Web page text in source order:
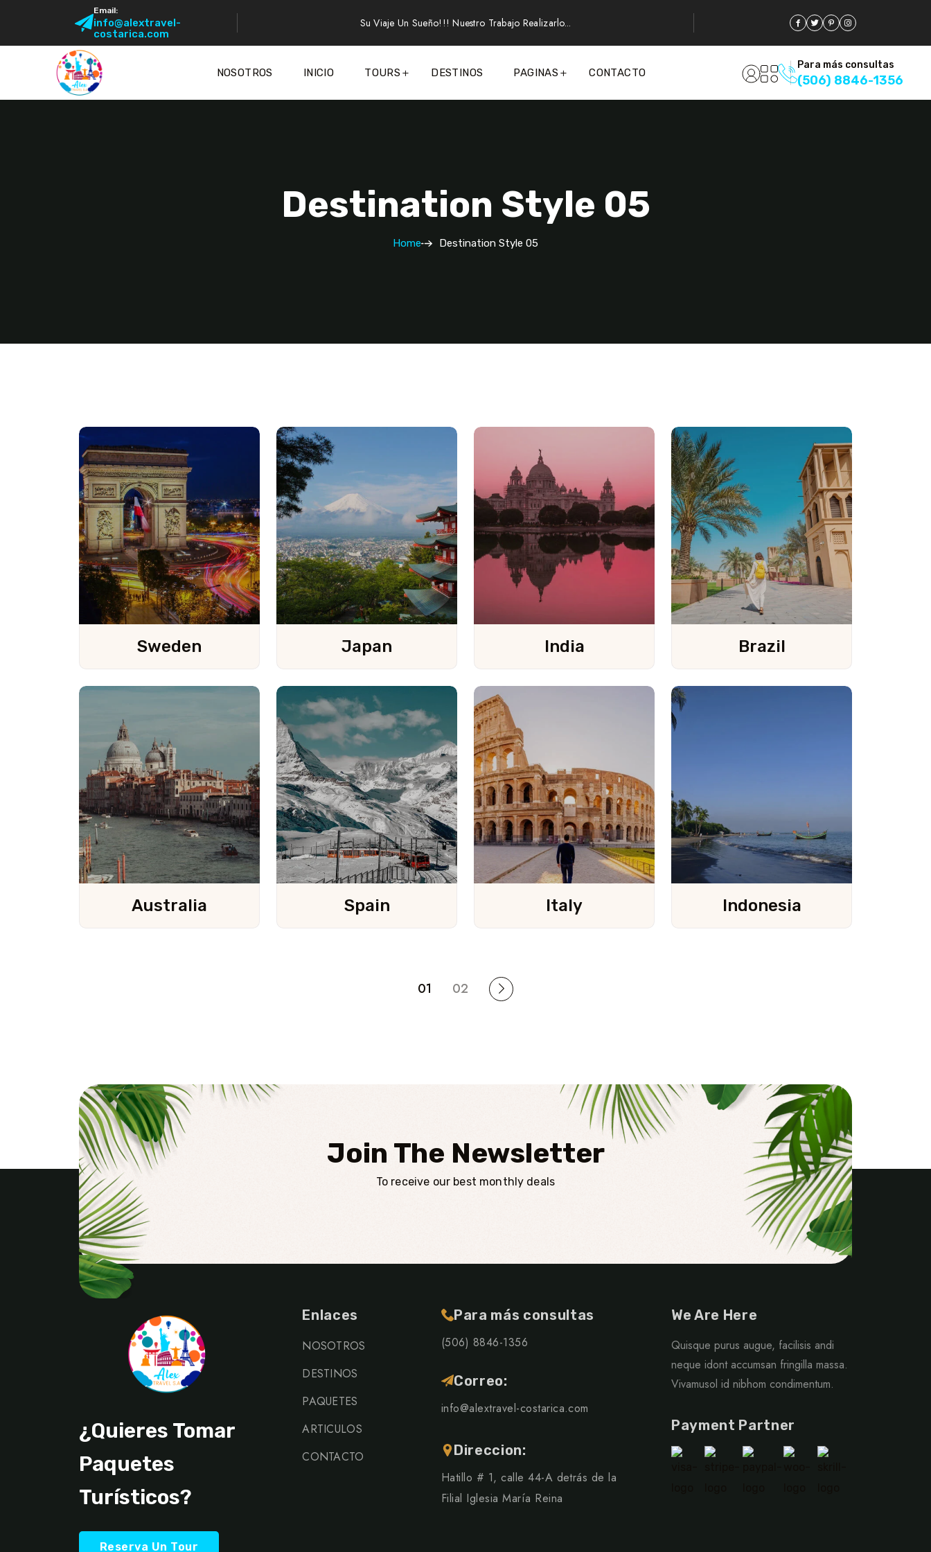
Email:
info@alextravel-
costarica.com
Su Viaje Un Sueño!!! Nuestro Trabajo Realizarlo...
NOSOTROS INICIO TOURS DESTINOS PAGINAS CONTACTO
Para más consultas
(506) 8846-1356
Destination Style 05
Home Destination Style 05
Sweden Japan India Brazil
Australia Spain Italy Indonesia
01 02
Join The Newsletter
To receive our best monthly deals
¿Quieres Tomar
Paquetes
Turísticos?
Reserva Un Tour
Enlaces
NOSOTROS
DESTINOS
PAQUETES
ARTICULOS
CONTACTO
Para más consultas
(506) 8846-1356
Correo:
info@alextravel-costarica.com
Direccion:
Hatillo # 1, calle 44-A detrás de la
Filial Iglesia María Reina
We Are Here
Quisque purus augue, facilisis andi
neque idont accumsan fringilla massa.
Vivamusol id nibhom condimentum.
Payment Partner